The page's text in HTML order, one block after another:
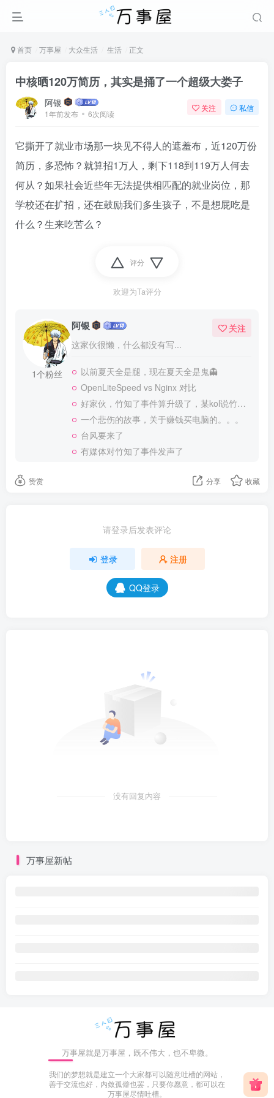
首页 万事屋 大众生活 生活 正文
中核晒120万简历，其实是捅了一个超级大娄子
阿银
1年前发布 6次阅读
关注 私信
它撕开了就业市场那一块见不得人的遮羞布，近120万份
简历，多恐怖？就算招1万人，剩下118到119万人何去
何从？如果社会近些年无法提供相匹配的就业岗位，那
学校还在扩招，还在鼓励我们多生孩子，不是想屁吃是
什么？生来吃苦么？
评分
欢迎为Ta评分
1个粉丝
阿银
这家伙很懒，什么都没有写...
关注
以前夏天全是腿，现在夏天全是鬼👻
OpenLiteSpeed vs Nginx 对比
好家伙，竹知了事件算升级了，某kol说竹知了是日本玩具
一个悲伤的故事，关于赚钱买电脑的。。。
台风要来了
有媒体对竹知了事件发声了
赞赏 分享 收藏
请登录后发表评论
登录 注册
QQ登录
没有回复内容
万事屋新帖
万事屋就是万事屋，既不伟大，也不卑微。
我们的梦想就是建立一个大家都可以随意吐槽的网站，
善于交流也好，内敛孤僻也罢，只要你愿意，都可以在
万事屋尽情吐槽。